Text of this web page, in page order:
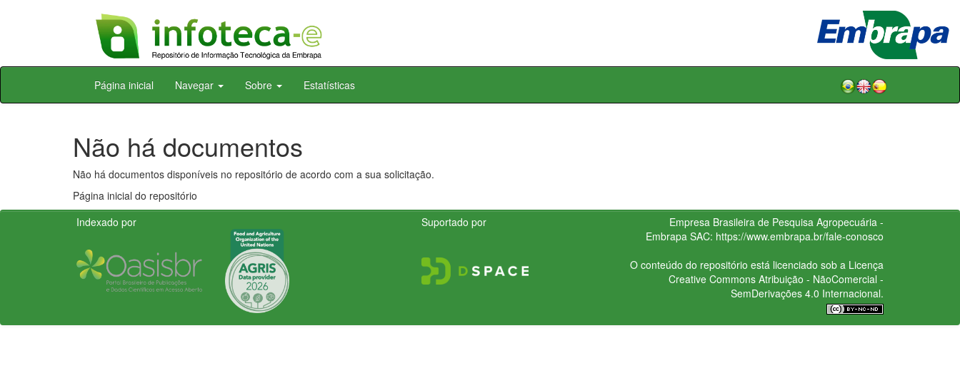
Skip
Página inicial Navegar Sobre Estatísticas
Não há documentos
Não há documentos disponíveis no repositório de acordo com a sua solicitação.
Página inicial do repositório
Indexado por
Suportado por
Empresa Brasileira de Pesquisa Agropecuária -
Embrapa SAC: https://www.embrapa.br/fale-conosco
O conteúdo do repositório está licenciado sob a Licença
Creative CommonsAtribuição - NãoComercial -
SemDerivações 4.0 Internacional.